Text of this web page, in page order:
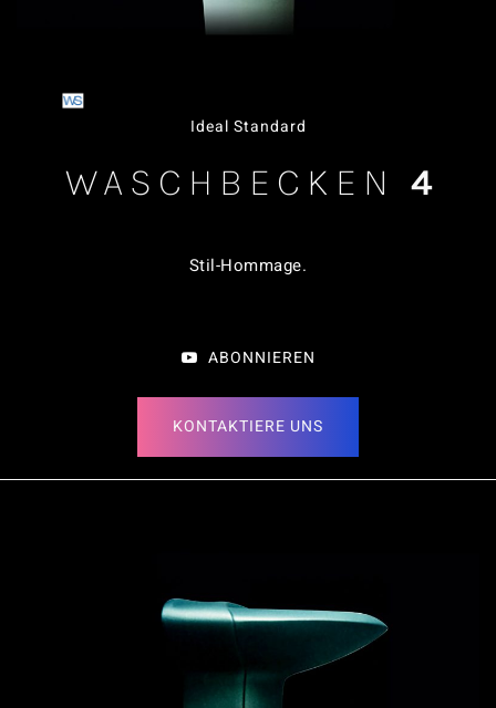
Ideal Standard
WASCHBECKEN 4
Stil-Hommage.
ABONNIEREN
KONTAKTIERE UNS